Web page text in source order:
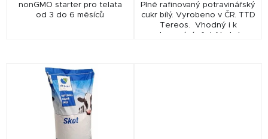
nonGMO starter pro telata
od 3 do 6 měsíců
Plně rafinovaný potravinářský
cukr bílý. Vyrobeno v ČR. TTD
Tereos. Vhodný i k
zakrmování včel. Na toto